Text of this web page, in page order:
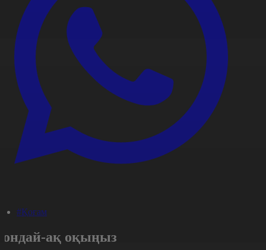
#Қоғам
ақ оқыңыз